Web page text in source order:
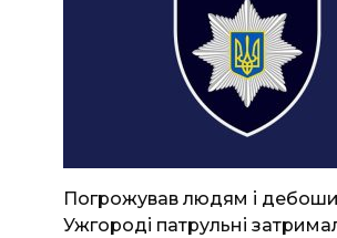
Погрожував людям і
Ужгороді патрульні